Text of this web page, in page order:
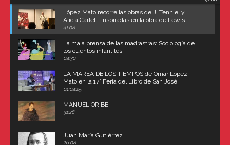
López Mato recorre las obras de J. Tenniel y
Alicia Carletti inspiradas en la obra de Lewis
Carroll
41:08
La mala prensa de las madrastras: Sociología de
los cuentos infantiles
04:30
LA MAREA DE LOS TIEMPOS de Omar López
Mato en la 17° Feria del Libro de San José
(Uruguay)
01:04:25
MANUEL ORIBE
31:28
Juan María Gutiérrez
26:08